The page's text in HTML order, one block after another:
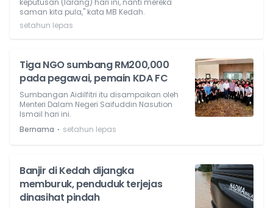
keputusan (larang) hari ini, nanti mereka
saman kita pula," kata MB Kedah.
setahun lepas
Tiga NGO sumbang RM200,000
pada pegawai, pemain KDA FC
Sumbangan Aidilfitri itu disampaikan oleh
Menteri Dalam Negeri Saifuddin Nasution
Ismail hari ini.
Bernama ⋅ setahun lepas
Banjir di Kedah dijangka
memburuk, penduduk terjejas
dinasihat pindah